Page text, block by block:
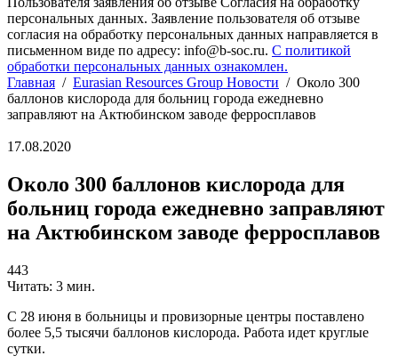
персональных данных. Заявление пользователя об отзыве
согласия на обработку персональных данных направляется в
письменном виде по адресу: info@b-soc.ru. С политикой
обработки персональных данных ознакомлен.
Главная / Eurasian Resources Group Новости / Около 300
баллонов кислорода для больниц города ежедневно
заправляют на Актюбинском заводе ферросплавов
17.08.2020
Около 300 баллонов кислорода для
больниц города ежедневно заправляют
на Актюбинском заводе ферросплавов
443
Читать: 3 мин.
С 28 июня в больницы и провизорные центры поставлено
более 5,5 тысячи баллонов кислорода. Работа идет круглые
сутки.